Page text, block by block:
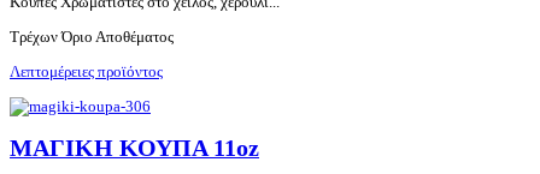
Τρέχων Όριο Αποθέματος
Λεπτομέρειες προϊόντος
ΜΑΓΙΚΗ ΚΟΥΠΑ 11oz